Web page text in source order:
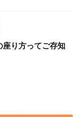
座り方ってご存知